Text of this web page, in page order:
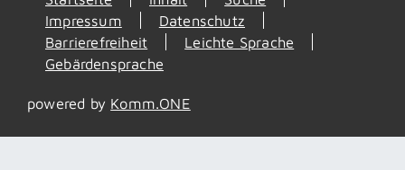
Impressum
Datenschutz
Barrierefreiheit
Leichte Sprache
Gebärdensprache
powered by Komm.ONE